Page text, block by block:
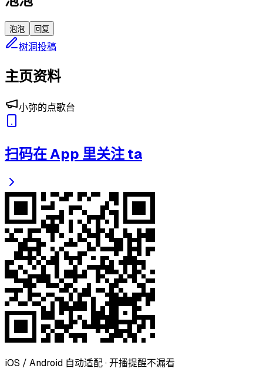
泡泡 回复
树洞投稿
主页资料
小弥的点歌台
扫码在 App 里关注 ta
iOS / Android 自动适配 · 开播提醒不漏看